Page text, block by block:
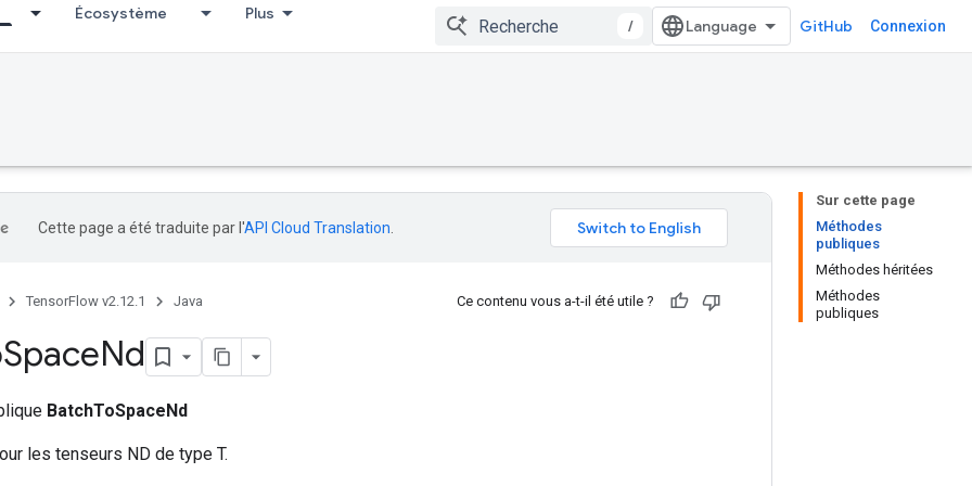
Écosystème Plus
/ GitHub Connexion
Sur cette page
Méthodes
publiques
Méthodes héritées
Méthodes
publiques
Cette page a été traduite par l'API Cloud Translation
TensorFlow v2.12.1 Java Ce contenu vous a-t-il été utile ?
SpaceNd
BatchToSpaceNd
les tenseurs ND de type T.